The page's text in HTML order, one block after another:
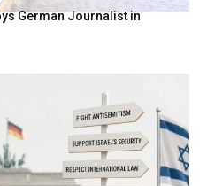
German Journalist in